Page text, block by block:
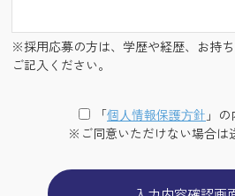
※採用応募の方は、学歴や経歴、お持
ご記入ください。
「個⼈情報保護⽅針 」
※ご同意いただけない場合は